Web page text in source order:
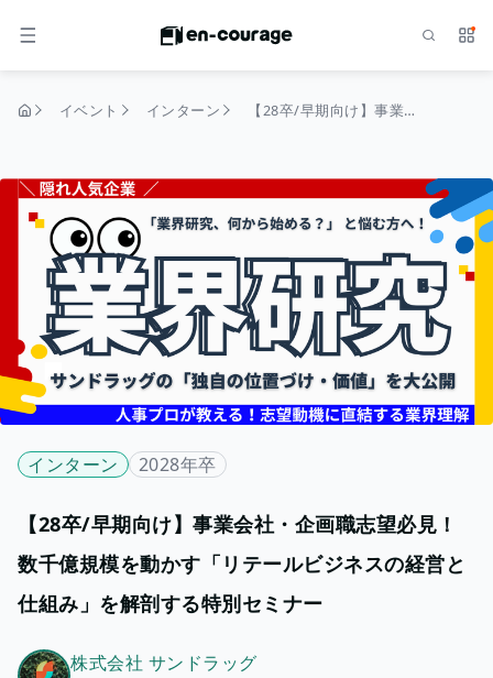
メニュー サ
イベント インターン 【28卒/早期向け】事業会社・企画職志望必見！数千億規模を動かす「リテールビジネスの経営と仕組み」を解剖する特別セミナー
インターン 2028年卒
【28卒/早期向け】事業会社・企画職志望必見！
数千億規模を動かす「リテールビジネスの経営と
仕組み」を解剖する特別セミナー
株式会社 サンドラッグ